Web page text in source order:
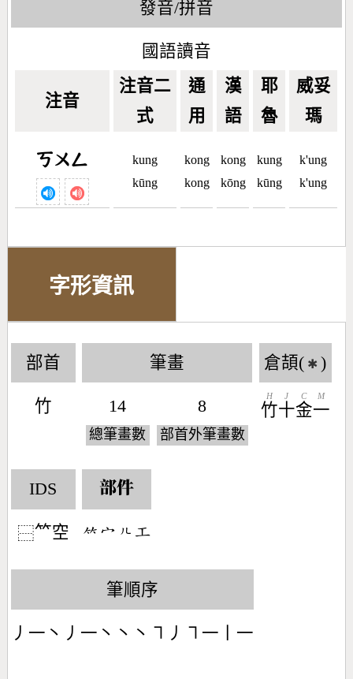
發音/拼音
國語讀音
注音
注音二
式
通
用
漢
語
耶
魯
威妥
瑪
ㄎㄨㄥ
kung
kūng
kong
kong
kong
kōng
kung
kūng
k'ung
k'ung
字形資訊
部首
竹
筆畫
14
總筆畫數
8
部首外筆畫數
倉頡( ✱ )
竹
H
十
J
金
C
一
M
IDS
⿱𥫗空
部件
󶆆󶂊󶀱󶁥
筆順序
丿一丶丿一丶丶丶㇕丿㇕一丨一